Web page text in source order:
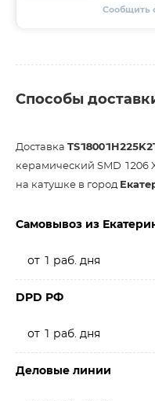
Сообщить
Способы
Доставка
керамический SMD 1206
на катушке в город
Самовывоз из
от 1 раб. дня
DPD РФ
от 1 раб. дня
Деловые линии